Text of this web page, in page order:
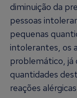
diminuição da
pessoas
pequenas
intolerantes, os
problemático, já
quantidades
reações